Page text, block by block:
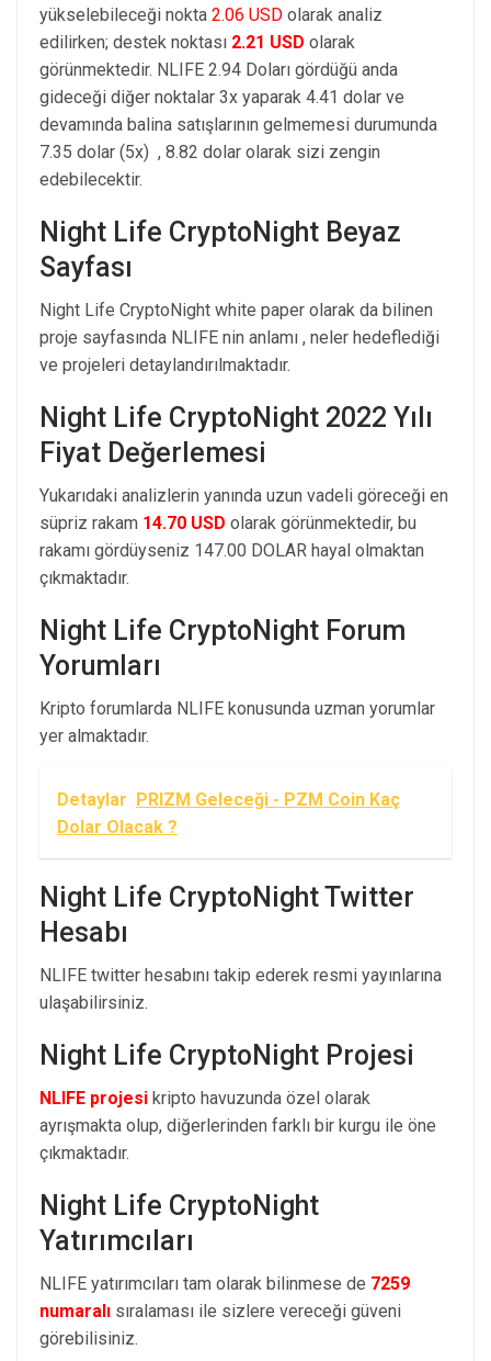
yükselebileceği nokta 2.06 USD olarak analiz
edilirken; destek noktası 2.21 USD olarak
görünmektedir. NLIFE 2.94 Doları gördüğü anda
gideceği diğer noktalar 3x yaparak 4.41 dolar ve
devamında balina satışlarının gelmemesi durumunda
7.35 dolar (5x) , 8.82 dolar olarak sizi zengin
edebilecektir.
Night Life CryptoNight Beyaz
Sayfası
Night Life CryptoNight white paper olarak da bilinen
proje sayfasında NLIFE nin anlamı , neler hedeflediği
ve projeleri detaylandırılmaktadır.
Night Life CryptoNight 2022 Yılı
Fiyat Değerlemesi
Yukarıdaki analizlerin yanında uzun vadeli göreceği en
süpriz rakam 14.70 USD olarak görünmektedir, bu
rakamı gördüyseniz 147.00 DOLAR hayal olmaktan
çıkmaktadır.
Night Life CryptoNight Forum
Yorumları
Kripto forumlarda NLIFE konusunda uzman yorumlar
yer almaktadır.
Detaylar PRIZM Geleceği - PZM Coin Kaç
Dolar Olacak ?
Night Life CryptoNight Twitter
Hesabı
NLIFE twitter hesabını takip ederek resmi yayınlarına
ulaşabilirsiniz.
Night Life CryptoNight Projesi
NLIFE projesi kripto havuzunda özel olarak
ayrışmakta olup, diğerlerinden farklı bir kurgu ile öne
çıkmaktadır.
Night Life CryptoNight
Yatırımcıları
NLIFE yatırımcıları tam olarak bilinmese de 7259
numaralı sıralaması ile sizlere vereceği güveni
görebilisiniz.